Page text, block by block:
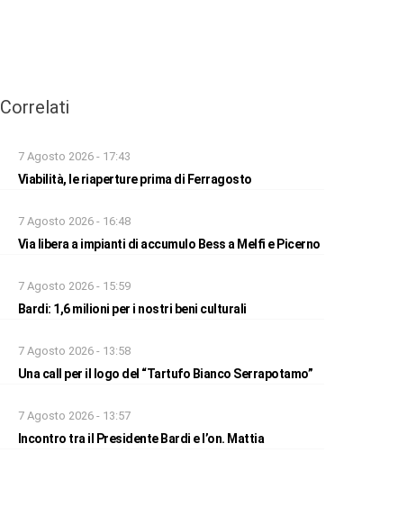
Correlati
7 Agosto 2026 - 17:43
Viabilità, le riaperture prima di Ferragosto
7 Agosto 2026 - 16:48
Via libera a impianti di accumulo Bess a Melfi e Picerno
7 Agosto 2026 - 15:59
Bardi: 1,6 milioni per i nostri beni culturali
7 Agosto 2026 - 13:58
Una call per il logo del “Tartufo Bianco Serrapotamo”
7 Agosto 2026 - 13:57
Incontro tra il Presidente Bardi e l’on. Mattia